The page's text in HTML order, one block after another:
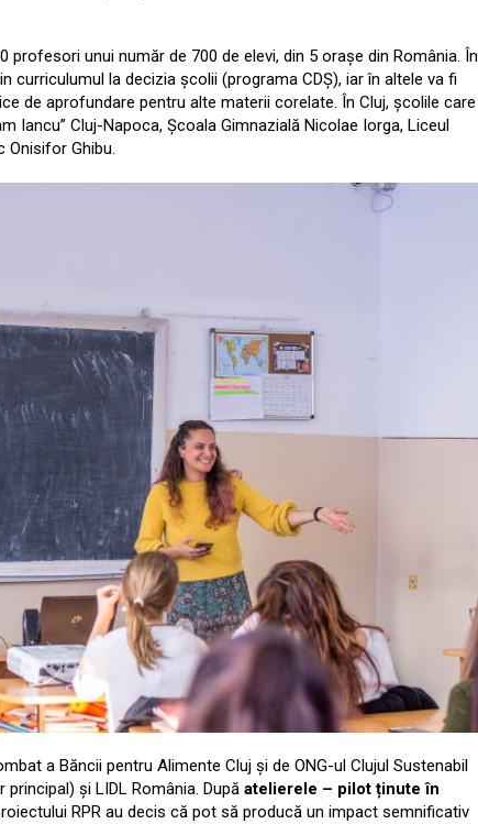
unui număr de 700 de elevi, din 5 orașe din România. În
la decizia școlii (programa CDȘ), iar în altele va fi
de aprofundare pentru alte materii corelate. În Cluj, școlile care
Iancu” Cluj-Napoca, Școala Gimnazială Nicolae Iorga, Liceul
Onisifor Ghibu.
a Băncii pentru Alimente Cluj și de ONG-ul Clujul Sustenabil
și LIDL România. După atelierele – pilot ținute în
RPR au decis că pot să producă un impact semnificativ